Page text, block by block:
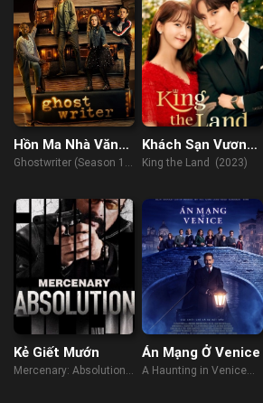
Hồn Ma Nhà Văn
(Phần 1)
Ghostwriter (Season 1)
Khách Sạn Vương
Giả
King the Land (2023)
Kẻ Giết Mướn
Mercenary: Absolution
Án Mạng Ở Venice
A Haunting in Venice